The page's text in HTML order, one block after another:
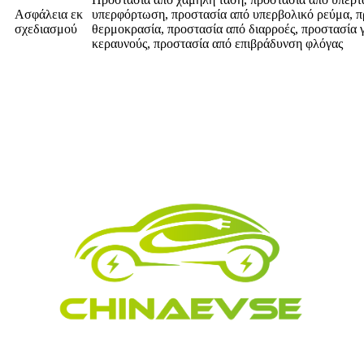
Ασφάλεια εκ
σχεδιασμού
υπερφόρτωση, προστασία από υπερβολικό ρεύμα,
θερμοκρασία, προστασία από διαρροές, προστασία
κεραυνούς, προστασία από επιβράδυνση φλόγας